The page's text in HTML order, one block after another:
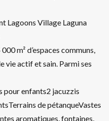
Lagoons Village Laguna
m² d’espaces communs,
vie actif et sain. Parmi ses
pour enfants2 jacuzzis
de pétanqueVastes
aromatiques, fontaines,